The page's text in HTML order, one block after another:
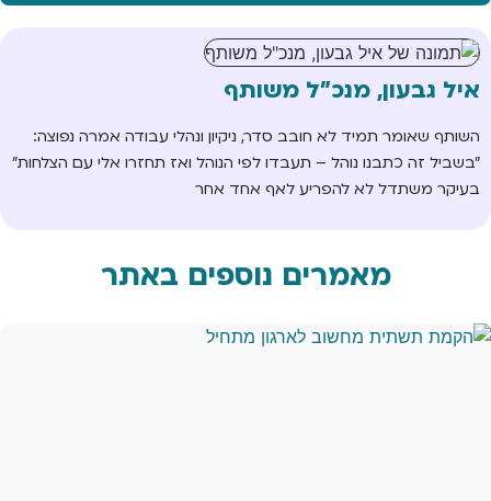
איל גבעון, מנכ"ל משותף
השותף שאומר תמיד לא חובב סדר, ניקיון ונהלי עבודה אמרה נפוצה:
"בשביל זה כתבנו נוהל – תעבדו לפי הנוהל ואז תחזרו אלי עם הצלחות"
בעיקר משתדל לא להפריע לאף אחד אחר
מאמרים נוספים באתר